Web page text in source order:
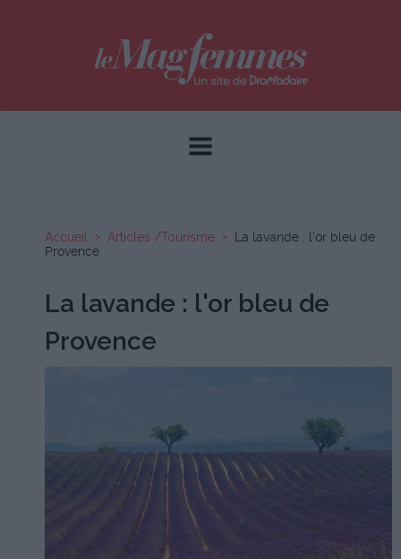
Accueil Articles /Tourisme
La lavande : l'or bleu de
Provence
La lavande : l'or bleu de
Provence